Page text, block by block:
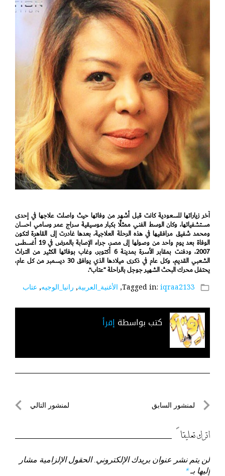
آخر زياراتها للسعودية كانت قبل أشهر من وفاتها حيث واصلت علاجها في إحدى
مستشفياتها، وكان الوسط الفني ممثلًا بكبار موسيقية سراج عمر وسامي احسان
ومحمد شفيق مرافقيها في هذه الرحلة العلاجية، بعدها غادرت إلى القاهرة لتكون
الوفاة بعد يوم واحد من وصولها إلى مصر، جراء الإصابة بالمرض في 19 أغسطس
2007، ودفنت بمقابر الأسرة بمدينة 6 أكتوبر، وغاب بوفاتها الكثير من التراث
الشعبي القديم، وكل عام في ذكرى ميلادها الذي يوافق 30 ديسمبر من كل عام،
يحتفل محرك البحث الشهير جوجل بالراحلة “عتاب”.
folder_open
Tagged in: iqraa2133
, الأغنية_العربية, رانيا_الوجيه, عتاب
كتب بواسطة إقرأ
تصفّحلمنشور السابق
السابق
لمنشور التالي
اترك تعليقاً
لن يتم نشر عنوان بريدك الإلكتروني. الحقول الإلزامية مشار
إليها بـ*